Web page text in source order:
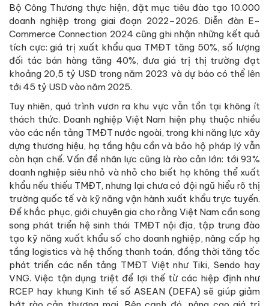
Bộ Công Thương thực hiện, đặt mục tiêu đào tạo 10.000
doanh nghiệp trong giai đoạn 2022–2026. Diễn đàn E-
Commerce Connection 2024 cũng ghi nhận những kết quả
tích cực: giá trị xuất khẩu qua TMĐT tăng 50%, số lượng
đối tác bán hàng tăng 40%, đưa giá trị thị trường đạt
khoảng 20,5 tỷ USD trong năm 2023 và dự báo có thể lên
tới 45 tỷ USD vào năm 2025.
Tuy nhiên, quá trình vươn ra khu vực vẫn tồn tại không ít
thách thức. Doanh nghiệp Việt Nam hiện phụ thuộc nhiều
vào các nền tảng TMĐT nước ngoài, trong khi năng lực xây
dựng thương hiệu, hạ tầng hậu cần và bảo hộ pháp lý vẫn
còn hạn chế. Vấn đề nhân lực cũng là rào cản lớn: tới 93%
doanh nghiệp siêu nhỏ và nhỏ cho biết họ không thể xuất
khẩu nếu thiếu TMĐT, nhưng lại chưa có đội ngũ hiểu rõ thị
trường quốc tế và kỹ năng vận hành xuất khẩu trực tuyến.
Để khắc phục, giới chuyên gia cho rằng Việt Nam cần song
song phát triển hệ sinh thái TMĐT nội địa, tập trung đào
tạo kỹ năng xuất khẩu số cho doanh nghiệp, nâng cấp hạ
tầng logistics và hệ thống thanh toán, đồng thời tăng tốc
phát triển các nền tảng TMĐT Việt như Tiki, Sendo hay
VNG. Việc tận dụng triệt để lợi thế từ các hiệp định như
RCEP hay khung Kinh tế số ASEAN (DEFA) sẽ giúp giảm